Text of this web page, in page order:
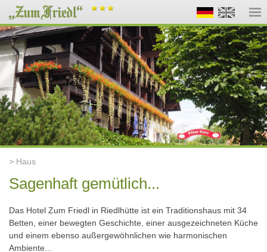
> Haus
Sagenhaft gemütlich...
Das Hotel Zum Friedl in Riedlhütte ist ein Traditionshaus mit 34
Betten, einer bewegten Geschichte, einer ausgezeichneten Küche
und einem ebenso außergewöhnlichen wie harmonischen
Ambiente...